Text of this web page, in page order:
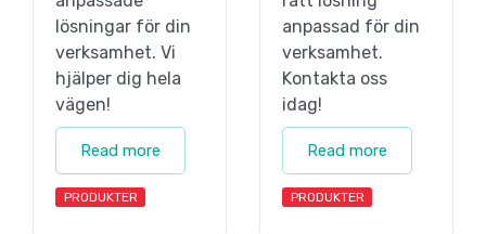
lösningar för din
verksamhet. Vi
hjälper dig hela
vägen!
Read more
PRODUKTER
anpassad för din
verksamhet.
Kontakta oss
idag!
Read more
PRODUKTER